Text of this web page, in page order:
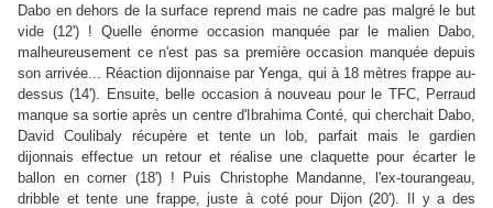
Dabo en dehors de la surface reprend mais ne cadre pas malgré le but
vide (12') ! Quelle énorme occasion manquée par le malien Dabo,
malheureusement ce n'est pas sa première occasion manquée depuis
son arrivée... Réaction dijonnaise par Yenga, qui à 18 mètres frappe au-
dessus (14'). Ensuite, belle occasion à nouveau pour le TFC, Perraud
manque sa sortie après un centre d'Ibrahima Conté, qui cherchait Dabo,
David Coulibaly récupère et tente un lob, parfait mais le gardien
dijonnais effectue un retour et réalise une claquette pour écarter le
ballon en corner (18') ! Puis Christophe Mandanne, l'ex-tourangeau,
dribble et tente une frappe, juste à coté pour Dijon (20'). Il y a des